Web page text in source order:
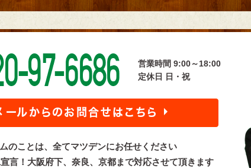
営業時間 9:00～18:00
定休日 日・祝
のことは、全てマツデンにお任せください
言！大阪府下、奈良、京都まで対応させて頂きます